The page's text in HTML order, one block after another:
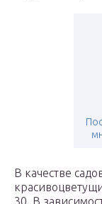
В качестве
30. В